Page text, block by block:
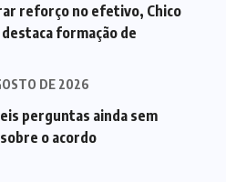
reforço no efetivo, Chico
formação de
DE 2026
perguntas ainda sem
o acordo